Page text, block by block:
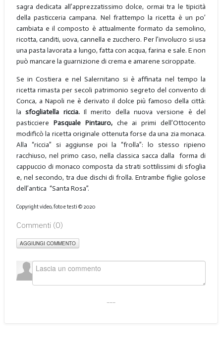
sagra dedicata all’apprezzatissimo dolce, ormai tra le tipicità
della pasticceria campana. Nel frattempo la ricetta è un po’
cambiata e il composto è attualmente formato da semolino,
ricotta, canditi, uova, cannella e zucchero. Per l’involucro si usa
una pasta lavorata a lungo, fatta con acqua, farina e sale. E non
può mancare la guarnizione di crema e amarene sciroppate.
Se in Costiera e nel Salernitano si è affinata nel tempo la
ricetta rimasta per secoli patrimonio segreto del convento di
Conca, a Napoli ne è derivato il dolce più famoso della città:
lasfogliatella riccia. Il merito della nuova versione è del
pasticciere Pasquale Pintauro, che ai primi dell’Ottocento
modificò la ricetta originale ottenuta forse da una zia monaca.
Alla “riccia” si aggiunse poi la “frolla”: lo stesso ripieno
racchiuso, nel primo caso, nella classica sacca dalla forma di
cappuccio di monaco composta da strati sottilissimi di sfoglia
e, nel secondo, tra due dischi di frolla. Entrambe figlie golose
dell’antica “Santa Rosa”.
Copyright video, foto e testi © 2020
Commenti (0)
AGGIUNGI COMMENTO